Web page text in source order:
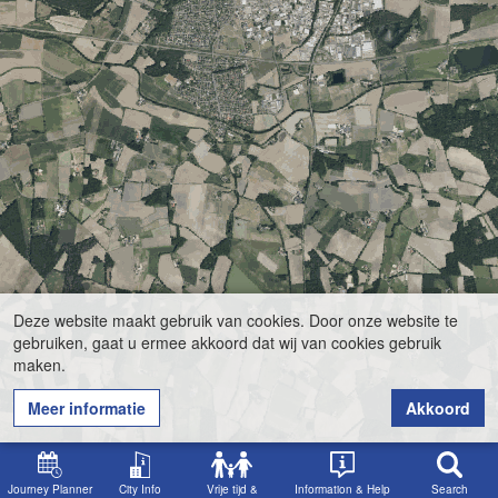
Journey Planner City Info
Vrije tijd &
Information & Help Search
Deze website maakt gebruik van cookies. Door onze website te
gebruiken, gaat u ermee akkoord dat wij van cookies gebruik
maken.
Meer informatie
Akkoord